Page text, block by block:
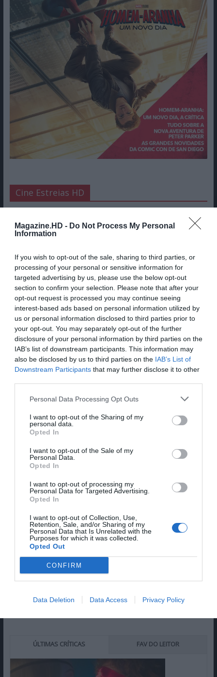
Magazine.HD - Do Not Process My Personal
Information
If you wish to opt-out of the sale, sharing to third parties, or
processing of your personal or sensitive information for
targeted advertising by us, please use the below opt-out
section to confirm your selection. Please note that after your
opt-out request is processed you may continue seeing
interest-based ads based on personal information utilized by
us or personal information disclosed to third parties prior to
your opt-out. You may separately opt-out of the further
disclosure of your personal information by third parties on the
IAB’s list of downstream participants. This information may
also be disclosed by us to third parties on the IAB’s List of
Downstream Participants that may further disclose it to other
Personal Data Processing Opt Outs
I want to opt-out of the Sharing of my
personal data.
Opted In
I want to opt-out of the Sale of my
Personal Data.
Opted In
I want to opt-out of processing my
Personal Data for Targeted Advertising.
Opted In
I want to opt-out of Collection, Use,
Retention, Sale, and/or Sharing of my
Personal Data that Is Unrelated with the
Purposes for which it was collected.
Opted Out
CONFIRM
Data Deletion Data Access Privacy Policy
Cine Estreias HD
Pub
ÚLTIMAS CRÍTICAS FAV DO LEITOR